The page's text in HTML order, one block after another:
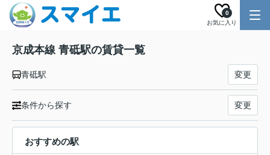
お気に入り
0
京成本線 青砥駅の賃貸一覧
青砥駅 変更
条件から探す 変更
おすすめの駅